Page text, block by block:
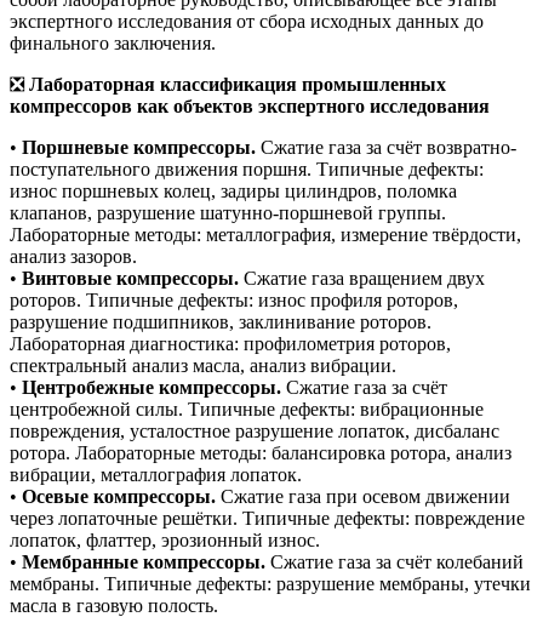
экспертного исследования от сбора исходных данных до
финального заключения.
❎ Лабораторная классификация промышленных
компрессоров как объектов экспертного исследования
• Поршневые компрессоры. Сжатие газа за счёт возвратно-
поступательного движения поршня. Типичные дефекты:
износ поршневых колец, задиры цилиндров, поломка
клапанов, разрушение шатунно-поршневой группы.
Лабораторные методы: металлография, измерение твёрдости,
анализ зазоров.
• Винтовые компрессоры. Сжатие газа вращением двух
роторов. Типичные дефекты: износ профиля роторов,
разрушение подшипников, заклинивание роторов.
Лабораторная диагностика: профилометрия роторов,
спектральный анализ масла, анализ вибрации.
• Центробежные компрессоры. Сжатие газа за счёт
центробежной силы. Типичные дефекты: вибрационные
повреждения, усталостное разрушение лопаток, дисбаланс
ротора. Лабораторные методы: балансировка ротора, анализ
вибрации, металлография лопаток.
• Осевые компрессоры. Сжатие газа при осевом движении
через лопаточные решётки. Типичные дефекты: повреждение
лопаток, флаттер, эрозионный износ.
• Мембранные компрессоры. Сжатие газа за счёт колебаний
мембраны. Типичные дефекты: разрушение мембраны, утечки
масла в газовую полость.